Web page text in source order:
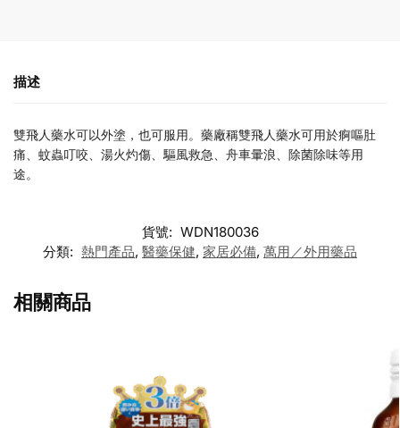
描述
雙飛人藥水可以外塗，也可服用。藥廠稱雙飛人藥水可用於痾嘔肚
痛、蚊蟲叮咬、湯火灼傷、驅風救急、舟車暈浪、除菌除味等用
途。
貨號: WDN180036
分類: 熱門產品, 醫藥保健, 家居必備, 萬用／外用藥品
相關商品